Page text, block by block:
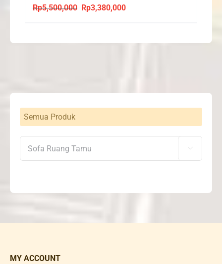
Rp5,500,000
Original
Rp3,380,000Current
Semua Produk

MY ACCOUNT